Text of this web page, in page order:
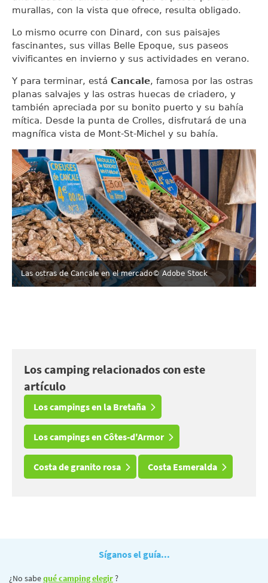
murallas, con la vista que ofrece, resulta obligado.
Lo mismo ocurre con Dinard, con sus paisajes
fascinantes, sus villas Belle Epoque, sus paseos
vivificantes en invierno y sus actividades en verano.
Y para terminar, está Cancale, famosa por las ostras
planas salvajes y las ostras huecas de criadero, y
también apreciada por su bonito puerto y su bahía
mítica. Desde la punta de Crolles, disfrutará de una
magnífica vista de Mont-St-Michel y su bahía.
Las ostras de Cancale en el mercado© Adobe Stock
Los camping relacionados con este
artículo
Los campings en la Bretaña
Los campings en Côtes-d'Armor
Costa de granito rosa Costa Esmeralda
Síganos el guía...
¿No sabequé camping elegir?